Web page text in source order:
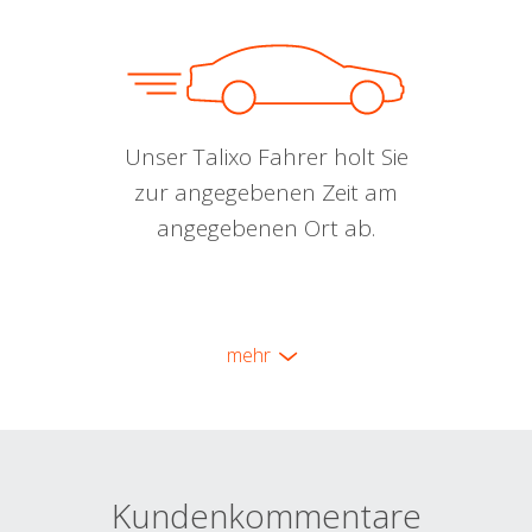
Unser Talixo Fahrer holt Sie
zur angegebenen Zeit am
angegebenen Ort ab.
mehr
Kundenkommentare